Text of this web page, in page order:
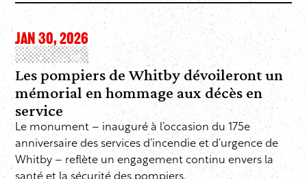
JAN 30, 2026
Les pompiers de Whitby dévoileront un
mémorial en hommage aux décès en
service
Le monument – inauguré à l’occasion du 175e
anniversaire des services d’incendie et d’urgence de
Whitby – reflète un engagement continu envers la